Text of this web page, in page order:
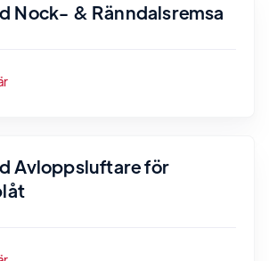
Nock- & Ränndalsremsa
Avloppsluftare för